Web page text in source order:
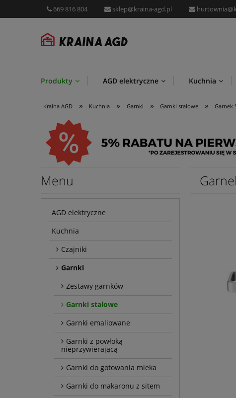
669 816 804 sklep@kraina-agd.pl
Produkty AGD elektryczne Kuchnia
Przechowywanie i organizacja Promocje
Kraina AGD » Kuchnia » Garnki » Garnki stalowe » Garnek
Menu
AGD elektryczne
Kuchnia
Czajniki
Garnki
Zestawy garnków
Garnki stalowe
Garnki emaliowane
Garnki z powłoką
nieprzywierającą
Garnki do gotowania mleka
Garnki do makaronu z sitem